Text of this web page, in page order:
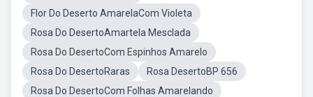
Flor Do Deserto AmarelaCom Violeta
Rosa Do DesertoAmartela Mesclada
Rosa Do DesertoCom Espinhos Amarelo
Rosa Do DesertoRaras
Rosa DesertoBP 656
Rosa Do DesertoCom Folhas Amarelando